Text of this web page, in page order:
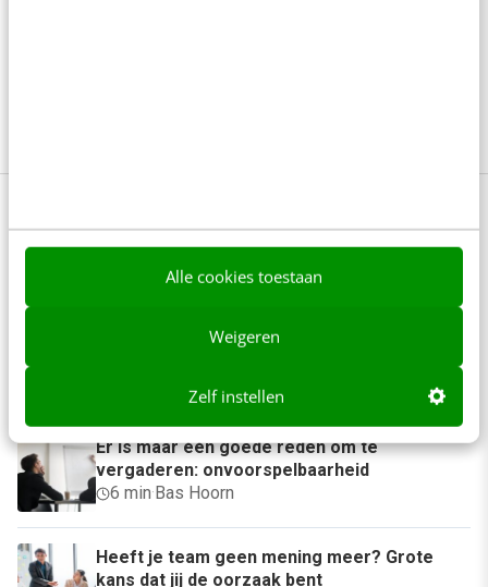
Alle cookies toestaan
Weigeren
Zelf instellen
Anderen lezen ook
De 7 grootste mythes over presenteren om
Er is maar één goede reden om te
vergaderen: onvoorspelbaarheid
6 min· Bas Hoorn
Heeft je team geen mening meer? Grote
kans dat jij de oorzaak bent